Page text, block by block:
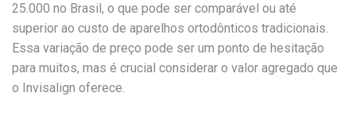
25.000 no Brasil, o que pode ser comparável ou até
superior ao custo de aparelhos ortodônticos tradicionais.
Essa variação de preço pode ser um ponto de hesitação
para muitos, mas é crucial considerar o valor agregado que
o Invisalign oferece.